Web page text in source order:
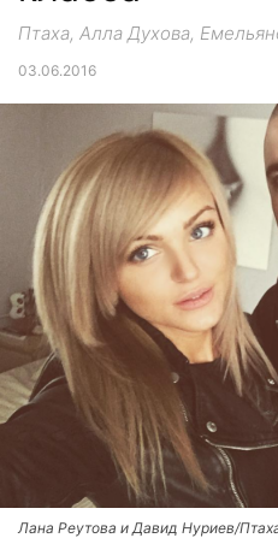
Птаха, Алла Духова,
03.06.2016
Лана Реутова и Давид Нуриев/